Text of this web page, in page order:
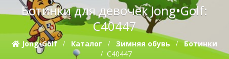
Ботинки для девочек Jong•Golf:
C40447
Jong•Golf Каталог Зимняя обувь
Ботинки
C40447